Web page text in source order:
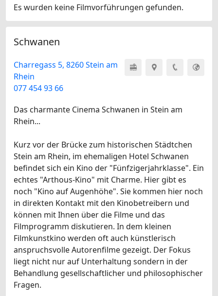
Es wurden keine Filmvorführungen gefunden.
Schwanen
Charregass 5, 8260 Stein am
Rhein
077 454 93 66
Das charmante Cinema Schwanen in Stein am
Rhein...
Kurz vor der Brücke zum historischen Städtchen
Stein am Rhein, im ehemaligen Hotel Schwanen
befindet sich ein Kino der "Fünfzigerjahrklasse". Ein
echtes "Arthous-Kino" mit Charme. Hier gibt es
noch "Kino auf Augenhöhe". Sie kommen hier noch
in direkten Kontakt mit den Kinobetreibern und
können mit Ihnen über die Filme und das
Filmprogramm diskutieren. In dem kleinen
Filmkunstkino werden oft auch künstlerisch
anspruchsvolle Autorenfilme gezeigt. Der Fokus
liegt nicht nur auf Unterhaltung sondern in der
Behandlung gesellschaftlicher und philosophischer
Fragen.